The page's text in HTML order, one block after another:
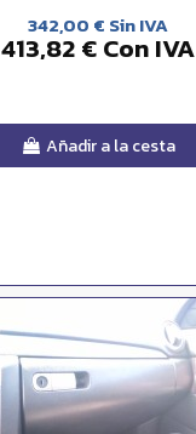
342,00 € Sin IVA
413,82 € Con IVA
Añadir a la cesta